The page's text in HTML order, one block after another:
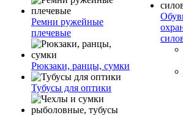
Ремни ружейные
плечевые
Рюкзаки, ранцы, сумки
Тубусы для оптики